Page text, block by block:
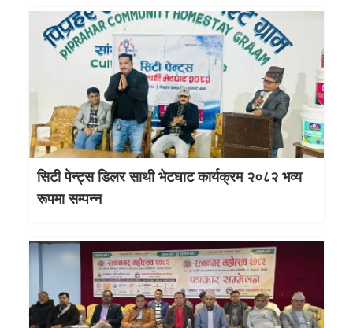
सिटी पेन्ट्स डिलर साथी भेटघाट कार्यक्रम २०८२ भव्य
रूपमा सम्पन्न